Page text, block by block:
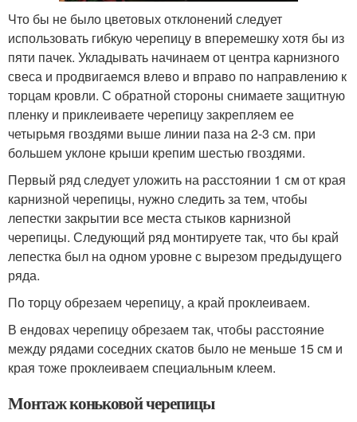
Что бы не было цветовых отклонений следует
использовать гибкую черепицу в вперемешку хотя бы из
пяти пачек. Укладывать начинаем от центра карнизного
свеса и продвигаемся влево и вправо по направлению к
торцам кровли. С обратной стороны снимаете защитную
пленку и приклеиваете черепицу закрепляем ее
четырьмя гвоздями выше линии паза на 2-3 см. при
большем уклоне крыши крепим шестью гвоздями.
Первый ряд следует уложить на расстоянии 1 см от края
карнизной черепицы, нужно следить за тем, чтобы
лепестки закрытии все места стыков карнизной
черепицы. Следующий ряд монтируете так, что бы край
лепестка был на одном уровне с вырезом предыдущего
ряда.
По торцу обрезаем черепицу, а край проклеиваем.
В ендовах черепицу обрезаем так, чтобы расстояние
между рядами соседних скатов было не меньше 15 см и
края тоже проклеиваем специальным клеем.
Монтаж коньковой черепицы